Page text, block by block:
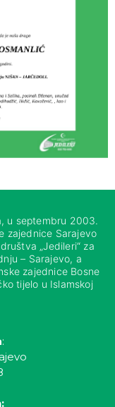
u septembru 2003.
zajednice Sarajevo
„Jedileri“ za
– Sarajevo, a
zajednice Bosne
tijelo u Islamskoj
: